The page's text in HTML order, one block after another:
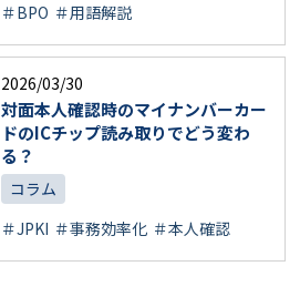
＃BPO ＃用語解説
2026/03/30
対面本人確認時のマイナンバーカー
ドのICチップ読み取りでどう変わ
る？
コラム
＃JPKI ＃事務効率化 ＃本人確認